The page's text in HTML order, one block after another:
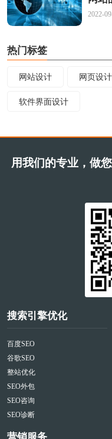
2022-
热门标签
网站设计 网页设计
软件界面设计
用我们的专业，做
搜索引擎优化
百度SEO
谷歌SEO
整站优化
SEO外包
SEO咨询
SEO诊断